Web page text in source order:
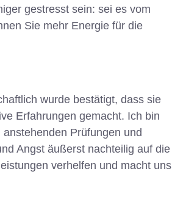
gestresst sein: sei es vom
Sie mehr Energie für die
wurde bestätigt, dass sie
Erfahrungen gemacht. Ich bin
Prüfungen und
Angst äußerst nachteilig auf die
verhelfen und macht uns